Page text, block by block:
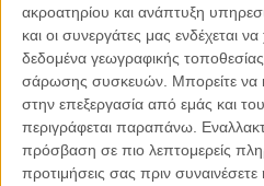
ακροατηρίου και ανάπτυξη
και οι συνεργάτες μας ενδέχεται
δεδομένα γεωγραφικής
σάρωσης συσκευών. Μπορείτε να
στην επεξεργασία από εμάς και
περιγράφεται παραπάνω.
πρόσβαση σε πιο λεπτομερείς
προτιμήσεις σας πριν συναινέσετε
Χωρίς να υπεισερχόμαστε σε
σκοπούς οικονομίας του χώρου
καταλήγουμε εκ πρώτης
εξουσίας σε ένα καθεστώς που
τον εξτρεμισμό, την ρητορική
ανθρωπίνων δικαιωμάτων και
δεν προδιαθέτει την ευρύτερη